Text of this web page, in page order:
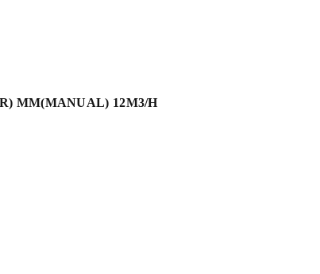
MM(MANUAL) 12M3/H